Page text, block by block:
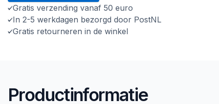
Gratis verzending vanaf 50 euro
In 2-5 werkdagen bezorgd door PostNL
Gratis retourneren in de winkel
Productinformatie